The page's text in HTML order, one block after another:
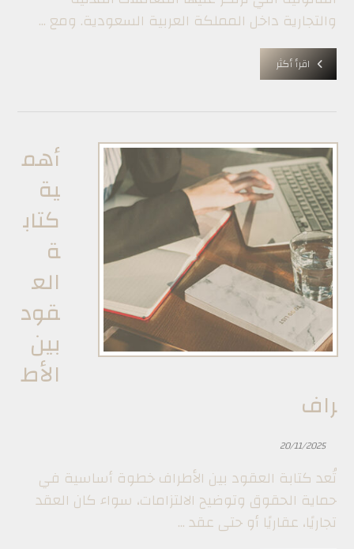
والتجارية داخل المملكة العربية السعودية. ومع ...
اقرأ أكثر
أهم
ية
كتاب
ة
الع
قود
بين
الأط
راف
20/11/2025
تُعد كتابة العقود بين الأطراف خطوة أساسية في
حماية الحقوق وتوضيح الالتزامات، سواء كان العقد
تجاريًا، عقاريًا أو حتى عقد ...